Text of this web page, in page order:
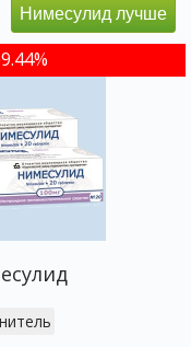
Нимесулид лучше